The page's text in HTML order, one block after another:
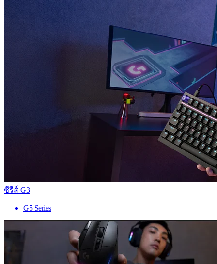
ซีรีส์ G3
G5 Series